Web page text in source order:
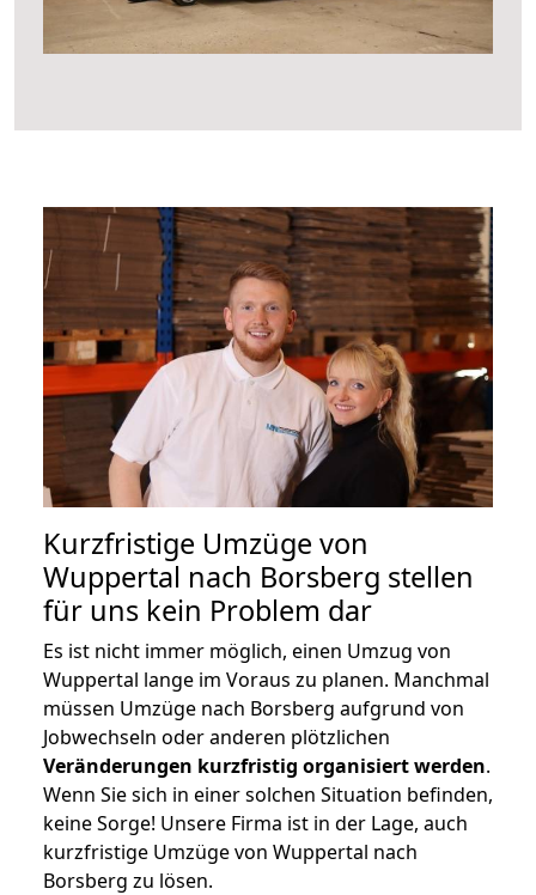
Kurzfristige Umzüge von
Wuppertal nach Borsberg stellen
für uns kein Problem dar
Es ist nicht immer möglich, einen Umzug von
Wuppertal lange im Voraus zu planen. Manchmal
müssen Umzüge nach Borsberg aufgrund von
Jobwechseln oder anderen plötzlichen
Veränderungen kurzfristig organisiert werden.
Wenn Sie sich in einer solchen Situation befinden,
keine Sorge! Unsere Firma ist in der Lage, auch
kurzfristige Umzüge von Wuppertal nach
Borsberg zu lösen.